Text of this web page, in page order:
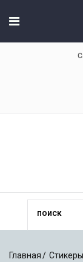
Главная Стикеры